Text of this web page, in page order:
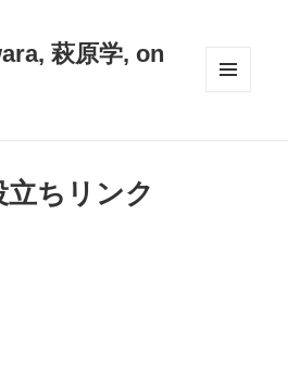
萩原学, on
ちリンク